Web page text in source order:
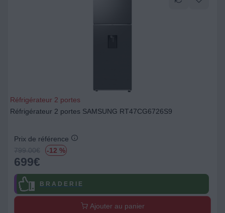
Réfrigérateur 2 portes
Réfrigérateur 2 portes SAMSUNG RT47CG6726S9
Prix de référence
799.00€ -12 %
699€
B R A D E R I E
Ajouter au panier